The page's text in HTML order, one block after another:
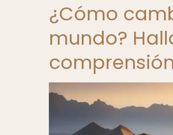
¿Cómo
mundo?